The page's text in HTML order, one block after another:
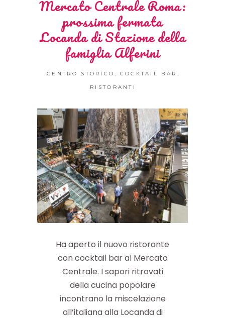
Mercato Centrale Roma:
prossima fermata
Locanda di Stazione della
famiglia Alferini
CENTRO STORICO , COCKTAIL BAR ,
RISTORANTI
Ha aperto il nuovo ristorante
con cocktail bar al Mercato
Centrale. I sapori ritrovati
della cucina popolare
incontrano la miscelazione
all’italiana alla Locanda di